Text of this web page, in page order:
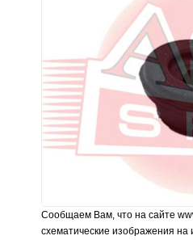
Сообщаем Вам, что на сайте
схематические изображения